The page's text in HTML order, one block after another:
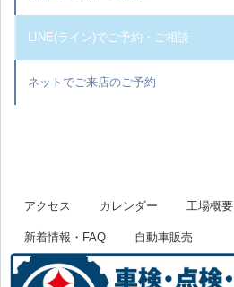
LINE(ライン)でご予約・ご相談
ネットでご来店のご予約
アクセス カレンダー 工場概要
新着情報・FAQ 自動車販売